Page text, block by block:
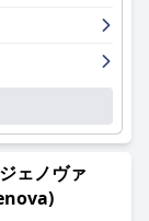
注文できるオプ
美しいセレクシ
ッショナルなス
スで海を眺め
らに高めま
ありますが、
よく表現されて
般的に高品質
ェノヴァ